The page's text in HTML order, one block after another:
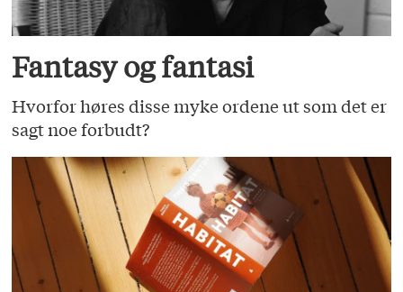
Fantasy og fantasi
Hvorfor høres disse myke ordene ut som det er
sagt noe forbudt?